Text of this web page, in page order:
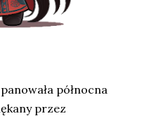
północna
przez